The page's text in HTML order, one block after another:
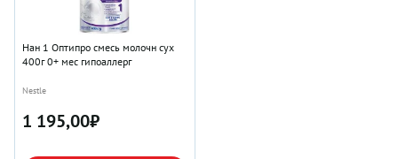
Нан 1 Оптипро смесь молочн сух
400г 0+ мес гипоаллерг
Nestle
1 195,00₽